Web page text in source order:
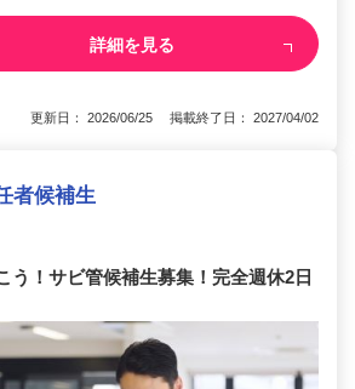
詳細を見る
更新日： 2026/06/25 掲載終了日： 2027/04/02
者候補生
う！サビ管候補生募集！完全週休2日